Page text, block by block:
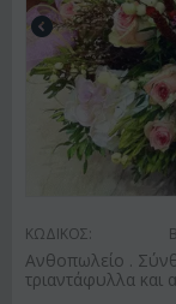
ΚΩΔΙΚΟΣ:
Ανθοπωλείο .
τριαντάφυλλα και